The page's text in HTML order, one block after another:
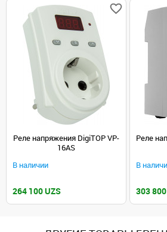
Реле напряжения DigiTOP VP-
16AS
В наличии
264 100 UZS
Реле
В
303